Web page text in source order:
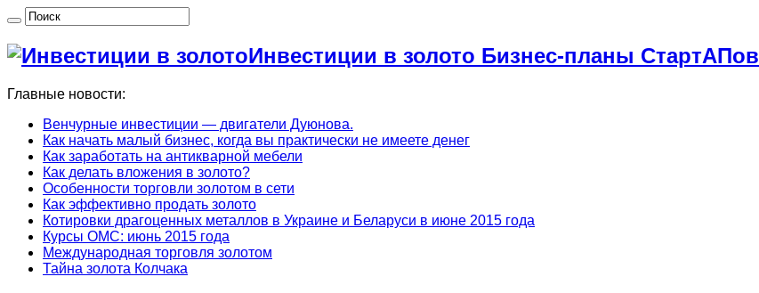
Инвестиции в золото Бизнес-планы СтартАПов
Главные новости:
Венчурные инвестиции — двигатели Дуюнова.
Как начать малый бизнес, когда вы практически не имеете денег
Как заработать на антикварной мебели
Как делать вложения в золото?
Особенности торговли золотом в сети
Как эффективно продать золото
Котировки драгоценных металлов в Украине и Беларуси в июне 2015 года
Курсы ОМС: июнь 2015 года
Международная торговля золотом
Тайна золота Колчака